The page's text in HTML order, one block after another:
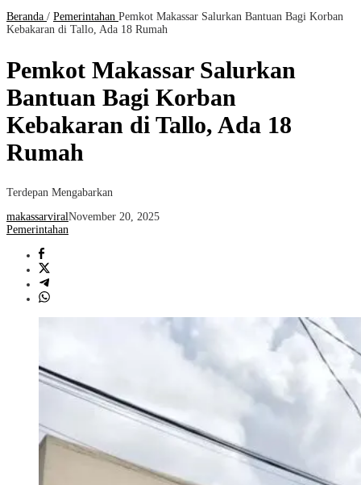
Beranda / Pemerintahan Pemkot Makassar Salurkan Bantuan Bagi Korban
Kebakaran di Tallo, Ada 18 Rumah
Pemkot Makassar Salurkan
Bantuan Bagi Korban
Kebakaran di Tallo, Ada 18
Rumah
Terdepan Mengabarkan
makassarviralNovember 20, 2025
Pemerintahan